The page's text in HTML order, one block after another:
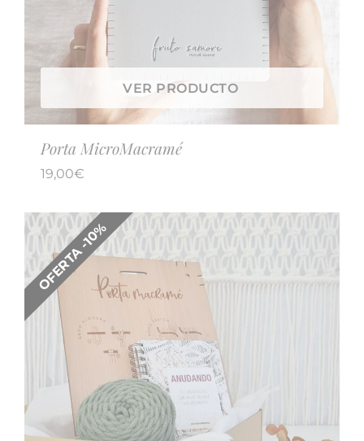
VER PRODUCTO
Porta MicroMacramé
19,00€
OFERTA -10%